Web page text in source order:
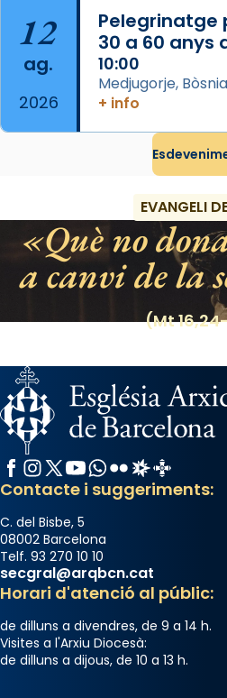
Manuel Blanch, amb aire
italianitzant; s’interpreta
pontifici, amb orquestra
duració aproximada de
processó (recuperada el
Des de 1985 hi participa
diablesses amb música i
«Si vols saber què és
Santes a Mataró»🥵.
Photo
12
ag.
2026
Pelegrinatge
30 a 60 anys
10:00
Medjugorje,
+ info
EVANGELI
Què no
a canvi de la
(Mt
Facebook
Instagram
X / Twitter
YouTube
WhatsApp
FlickrRadio Estel
Contacte i suggeriments:
C. del Bisbe, 5
08002 Barcelona
Telf. 93 270 10 10
secgral@arqbcn.cat
Horari d'atenció al públic:
de dilluns a divendres, de 9 a 14 h.
Visites a l'Arxiu Diocesà:
de dilluns a dijous, de 10 a 13 h.